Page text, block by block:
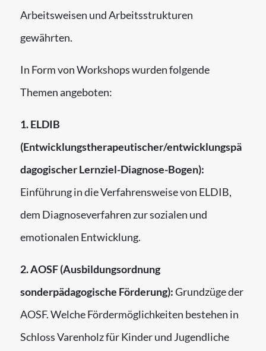
Arbeitsweisen und Arbeitsstrukturen
gewährten.
In Form von Workshops wurden folgende
Themen angeboten:
1. ELDIB
(Entwicklungstherapeutischer/entwicklungspä
dagogischer Lernziel-Diagnose-Bogen):
Einführung in die Verfahrensweise von ELDIB,
dem Diagnoseverfahren zur sozialen und
emotionalen Entwicklung.
2. AOSF (Ausbildungsordnung
sonderpädagogische Förderung):Grundzüge der
AOSF. Welche Fördermöglichkeiten bestehen in
Schloss Varenholz für Kinder und Jugendliche